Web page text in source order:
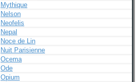
Mythique
Nelson
Neofelis
Nepal
Noce de Lin
Nuit Parisienne
Ocema
Ode
Opium